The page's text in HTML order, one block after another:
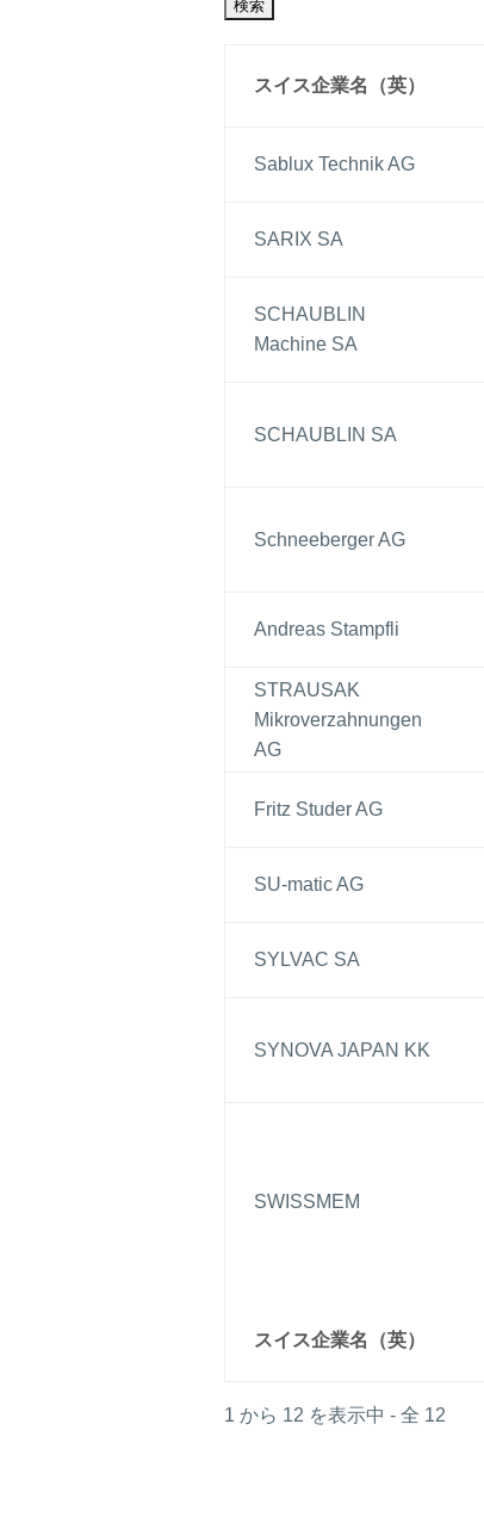
スイス企業名（英）
Sablux Technik AG
SARIX SA
SCHAUBLIN
Machine SA
SCHAUBLIN SA
Schneeberger AG
Andreas Stampfli
STRAUSAK
Mikroverzahnungen
AG
Fritz Studer AG
SU-matic AG
SYLVAC SA
SYNOVA JAPAN KK
SWISSMEM
スイス企業名（英）
1 から 12 を表示中 - 全 12